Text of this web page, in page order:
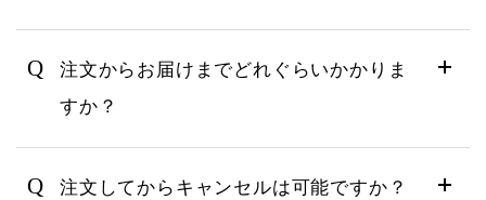
Q
注文からお届けまでどれぐらいかかりま
すか？
Q 注文してからキャンセルは可能ですか？